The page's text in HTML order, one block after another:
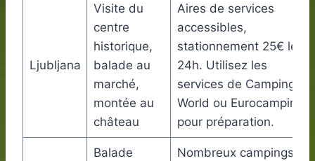
Ljubljana
Visite du
centre
historique,
balade au
marché,
montée au
château
Aires de services
accessibles,
stationnement 25€ les
24h. Utilisez les
services de Camping
World ou Eurocamping
pour préparation.
Balade
Nombreux campings